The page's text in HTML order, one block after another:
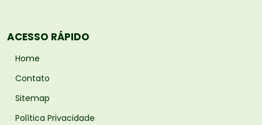
ACESSO RÁPIDO
Home
Contato
Sitemap
Política Privacidade